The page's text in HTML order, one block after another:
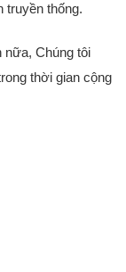
truyền thống.
nữa, Chúng tôi
thời gian cộng